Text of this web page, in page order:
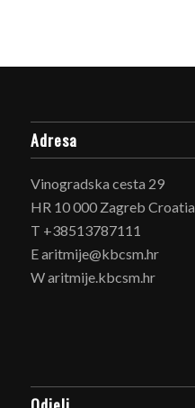
Adresa
Vinogradska cesta 29
HR 10 000 Zagreb Croatia
T +38513787111
E aritmije@kbcsm.hr
W aritmije.kbcsm.hr